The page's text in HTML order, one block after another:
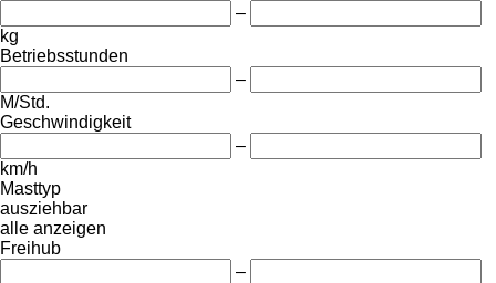
–
kg
Betriebsstunden
–
M/Std.
Geschwindigkeit
–
km/h
Masttyp
ausziehbar
alle anzeigen
Freihub
–